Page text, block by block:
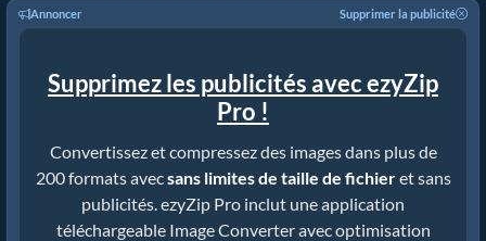
Annoncer Supprimer la publicité
Supprimez les publicités avec ezyZip
Pro !
Convertissez et compressez des images dans plus de
200 formats avecsans limites de taille de fichieret sans
publicités. ezyZip Pro inclut une application
téléchargeable Image Converter avec optimisation